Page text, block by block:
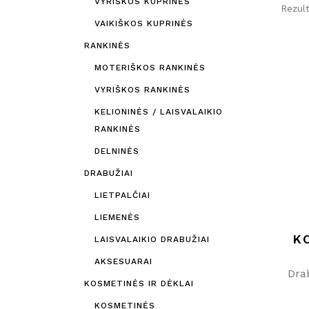
VAIKIŠKOS KUPRINĖS
RANKINĖS
MOTERIŠKOS RANKINĖS
VYRIŠKOS RANKINĖS
KELIONINĖS / LAISVALAIKIO
RANKINĖS
DELNINĖS
DRABUŽIAI
LIETPALČIAI
LIEMENĖS
LAISVALAIKIO DRABUŽIAI
AKSESUARAI
KOSMETINĖS IR DĖKLAI
KOSMETINĖS